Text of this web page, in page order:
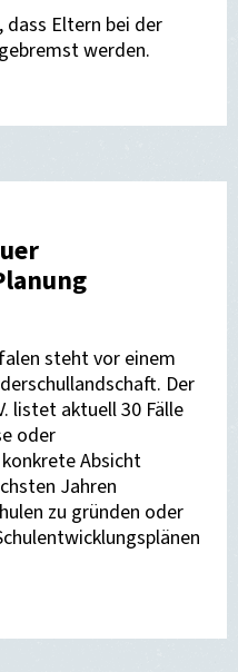
Eltern bei der
werden.
steht vor einem
Der
listet aktuell 30 Fälle
oder
Absicht
Jahren
zu gründen oder